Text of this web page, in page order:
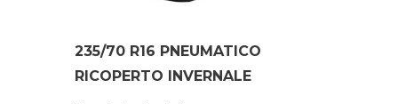
235/70 R16 PNEUMATICO
RICOPERTO INVERNALE